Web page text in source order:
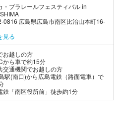
・プラレールフェスティバル in
0816 広島県広島市南区比治山本町16-
見る
お越しの方
から車で約15分
交通機関でお越しの方
駅(南口)から広島電鉄（路面電車）で
鉄「南区役所前」徒歩約1分